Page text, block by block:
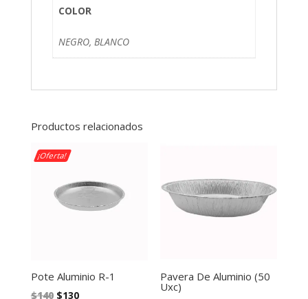
COLOR
NEGRO, BLANCO
Productos relacionados
¡Oferta!
Pote Aluminio R-1
$140 El
$130El
Pavera De Aluminio (50
Uxc)